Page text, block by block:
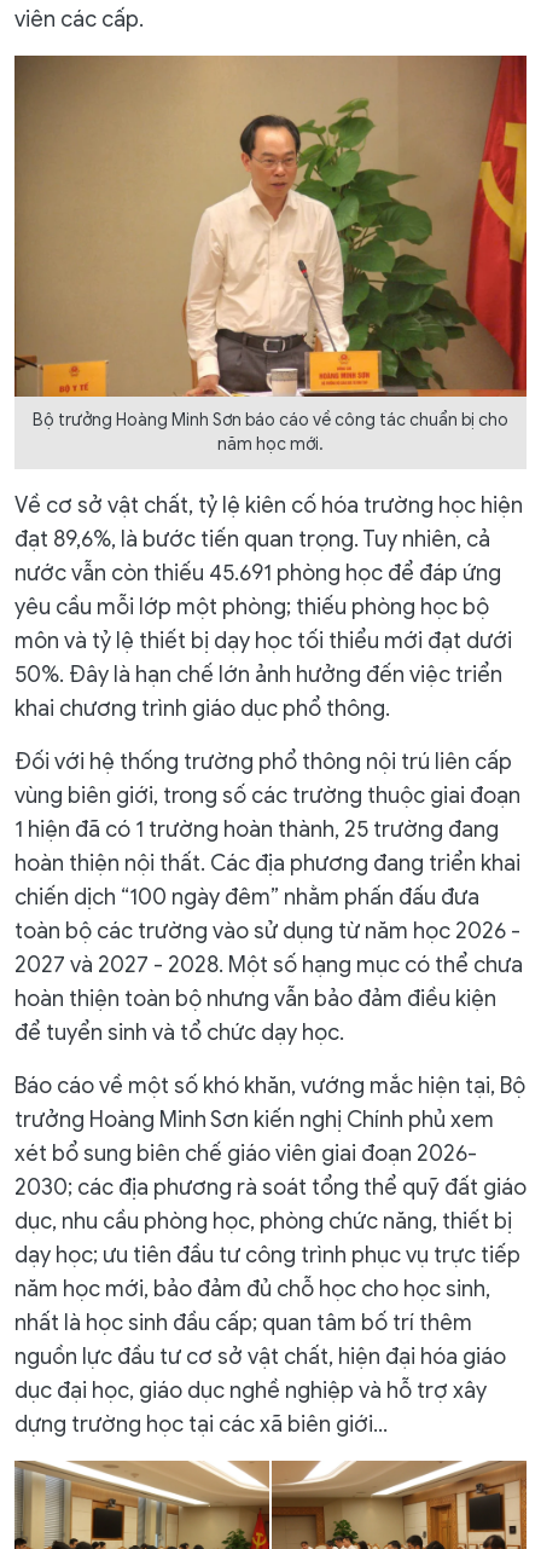
viên các cấp.
Bộ trưởng Hoàng Minh Sơn báo cáo về công tác chuẩn bị cho
năm học mới.
Về cơ sở vật chất, tỷ lệ kiên cố hóa trường học hiện
đạt 89,6%, là bước tiến quan trọng. Tuy nhiên, cả
nước vẫn còn thiếu 45.691 phòng học để đáp ứng
yêu cầu mỗi lớp một phòng; thiếu phòng học bộ
môn và tỷ lệ thiết bị dạy học tối thiểu mới đạt dưới
50%. Đây là hạn chế lớn ảnh hưởng đến việc triển
khai chương trình giáo dục phổ thông.
Đối với hệ thống trường phổ thông nội trú liên cấp
vùng biên giới, trong số các trường thuộc giai đoạn
1 hiện đã có 1 trường hoàn thành, 25 trường đang
hoàn thiện nội thất. Các địa phương đang triển khai
chiến dịch “100 ngày đêm” nhằm phấn đấu đưa
toàn bộ các trường vào sử dụng từ năm học 2026 -
2027 và 2027 - 2028. Một số hạng mục có thể chưa
hoàn thiện toàn bộ nhưng vẫn bảo đảm điều kiện
để tuyển sinh và tổ chức dạy học.
Báo cáo về một số khó khăn, vướng mắc hiện tại, Bộ
trưởng Hoàng Minh Sơn kiến nghị Chính phủ xem
xét bổ sung biên chế giáo viên giai đoạn 2026-
2030; các địa phương rà soát tổng thể quỹ đất giáo
dục, nhu cầu phòng học, phòng chức năng, thiết bị
dạy học; ưu tiên đầu tư công trình phục vụ trực tiếp
năm học mới, bảo đảm đủ chỗ học cho học sinh,
nhất là học sinh đầu cấp; quan tâm bố trí thêm
nguồn lực đầu tư cơ sở vật chất, hiện đại hóa giáo
dục đại học, giáo dục nghề nghiệp và hỗ trợ xây
dựng trường học tại các xã biên giới…